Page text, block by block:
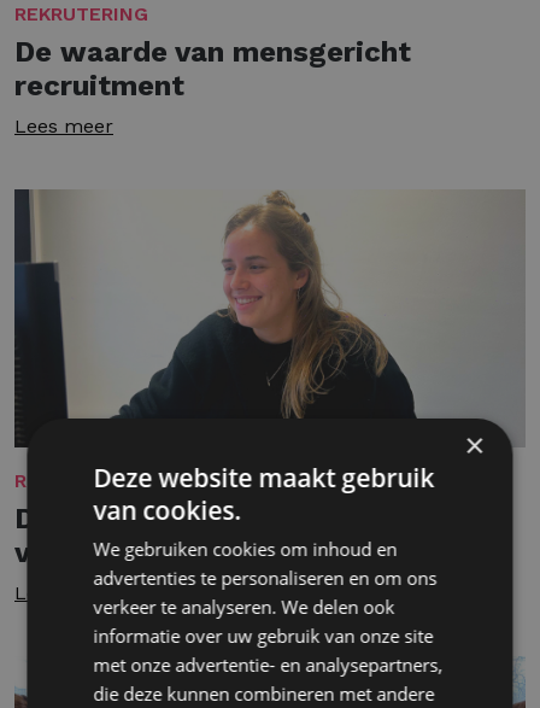
REKRUTERING
De waarde van mensgericht
recruitment
Lees meer
REKRUTERING
De veelzijdigheid van rekruteren
voor KMO's bij intelect
Lees meer
×
Deze website maakt gebruik
van cookies.
We gebruiken cookies om inhoud en
advertenties te personaliseren en om ons
verkeer te analyseren. We delen ook
informatie over uw gebruik van onze site
met onze advertentie- en analysepartners,
die deze kunnen combineren met andere